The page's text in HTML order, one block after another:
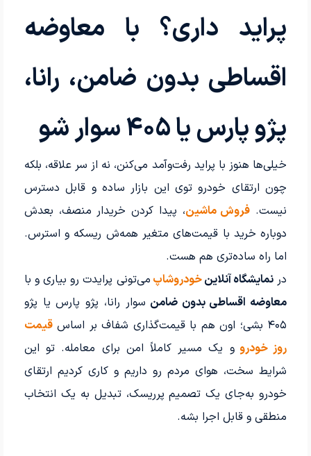
پراید داری؟ با معاوضه
اقساطی بدون ضامن، رانا،
پژو پارس یا ۴۰۵ سوار شو
خیلی‌ها هنوز با پراید رفت‌وآمد می‌کنن، نه از سر علاقه، بلکه
چون ارتقای خودرو توی این بازار ساده و قابل دسترس
نیست. فروش ماشین، پیدا کردن خریدار منصف، بعدش
دوباره خرید با قیمت‌های متغیر همه‌ش ریسکه و استرس.
اما راه ساده‌تری هم هست.
در نمایشگاه آنلاینخودروشاپ می‌تونی پرایدت رو بیاری و با
معاوضه اقساطی بدون ضامن سوار رانا، پژو پارس یا پژو
۴۰۵ بشی؛ اون هم با قیمت‌گذاری شفاف بر اساس
قیمت
روز خودرو و یک مسیر کاملاً امن برای معامله. تو این
شرایط سخت، هوای مردم رو داریم و کاری کردیم ارتقای
خودرو به‌جای یک تصمیم پرریسک، تبدیل به یک انتخاب
منطقی و قابل اجرا بشه.